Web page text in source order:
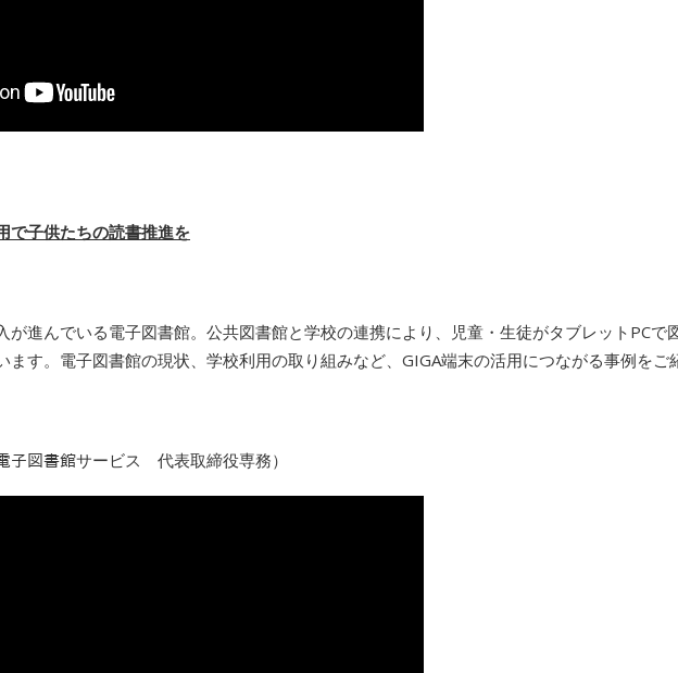
で子供たちの読書推進を
が進んでいる電子図書館。公共図書館と学校の連携により、児童・生徒がタブレットPCで
ます。電子図書館の現状、学校利用の取り組みなど、GIGA端末の活用につながる事例をご
子図書館サービス 代表取締役専務）